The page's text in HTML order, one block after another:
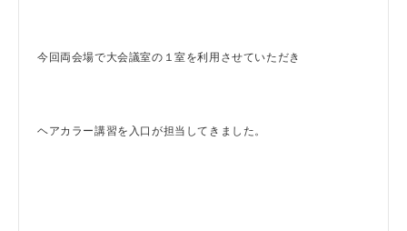
今回両会場で大会議室の１室を利用させていただき
ヘアカラー講習を入口が担当してきました。